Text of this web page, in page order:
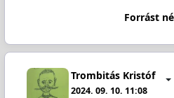
Forrást
Trombitás Kristóf
2024. 09. 10. 11:08